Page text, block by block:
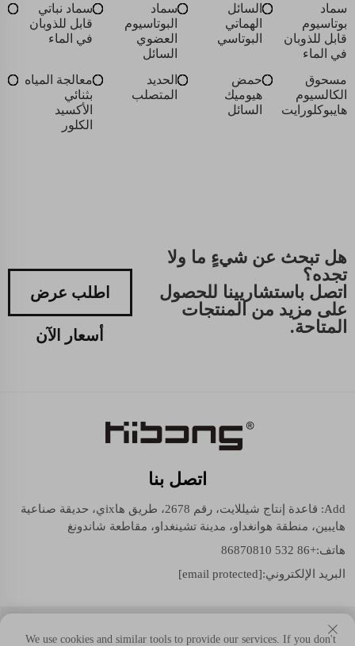
سماد
بوتاسيوم
قابل للذوبان
في الماء
السائل
الهماتي
البوتاسي
سماد
البوتاسيوم
العضوي
السائل
سماد نباتي
قابل للذوبان
في الماء
مسحوق
الكالسيوم
هايبوكلورايت
حمض
هيوميك
السائل
الحديد
المتصلب
معالجة المياه
بثنائي
الأكسيد
الكلور
هل تبحث عن شيءٍ ما ولا
تجده؟
اتصل باستشاريينا للحصول
على مزيد من المنتجات
المتاحة.
اطلب عرض
أسعار الآن
اتصل بنا
Add: قاعدة إنتاج شيللايت، رقم 2678، طريق هاixي، حديقة صناعية
هايبين، منطقة هوانغداو، مدينة تشينغداو، مقاطعة شاندونغ
هاتف:+86 532 86870810
البريد الإلكتروني:[email protected]
حقوق النسخ © شيللايت (مجموعة شاندونغ) المحدودة. جميع الحقوق
We use cookies and similar tools to provide our services. If you don't